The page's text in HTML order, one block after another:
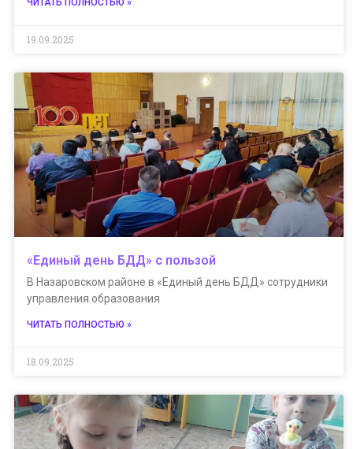
ЧИТАТЬ ПОЛНОСТЬЮ »
19.09.2025
«Единый день БДД» с пользой
В Назаровском районе в «Единый день БДД» сотрудники
управления образования
ЧИТАТЬ ПОЛНОСТЬЮ »
18.09.2025